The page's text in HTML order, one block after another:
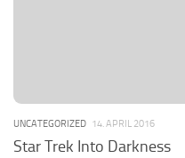
UNCATEGORIZED 14. APRIL 2016
Star Trek Into Darkness